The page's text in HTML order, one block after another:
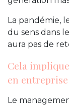
La pandémie,
du sens dans
aura pas de
Cela
en entreprise
Le